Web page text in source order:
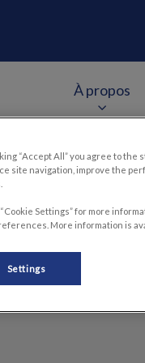
KellerÀ propos
“Accept All” you agree to
site navigation, improve the
Settings” for more
More information is
Settings